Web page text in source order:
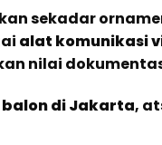
sekadar
alat komunikasi
nilai
di Jakarta,